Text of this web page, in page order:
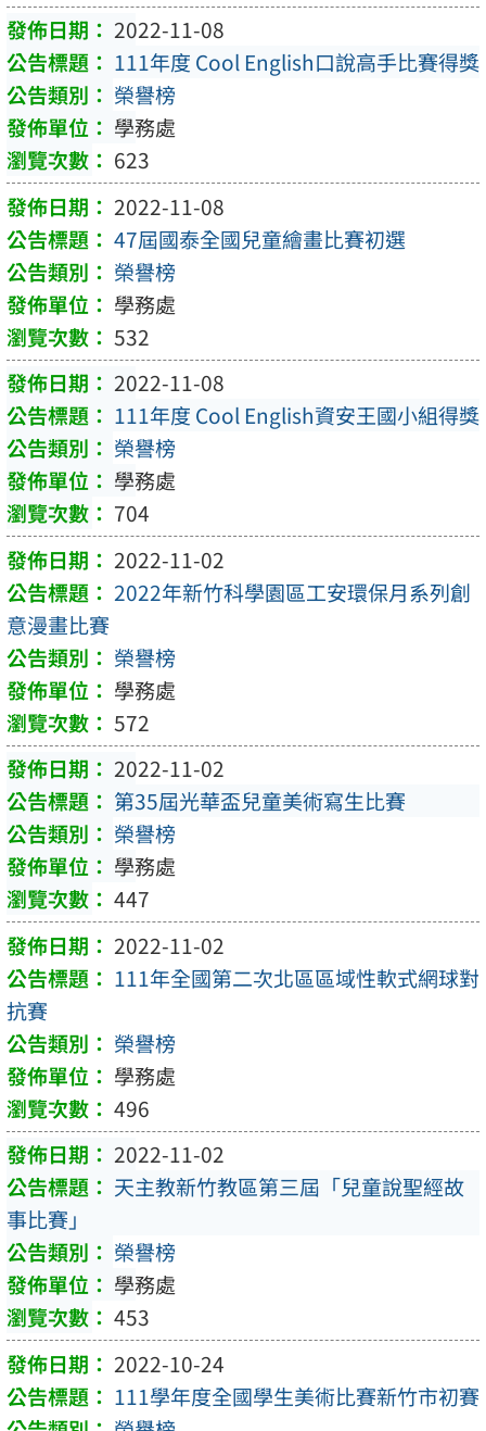
2022-11-08
111年度 Cool English口說高手比賽得獎
榮譽榜
學務處
623
2022-11-08
47屆國泰全國兒童繪畫比賽初選
榮譽榜
學務處
532
2022-11-08
111年度 Cool English資安王國小組得獎
榮譽榜
學務處
704
2022-11-02
2022年新竹科學園區工安環保月系列創
意漫畫比賽
榮譽榜
學務處
572
2022-11-02
第35屆光華盃兒童美術寫生比賽
榮譽榜
學務處
447
2022-11-02
111年全國第二次北區區域性軟式網球對
抗賽
榮譽榜
學務處
496
2022-11-02
天主教新竹教區第三屆「兒童說聖經故
事比賽」
榮譽榜
學務處
453
2022-10-24
111學年度全國學生美術比賽新竹市初賽